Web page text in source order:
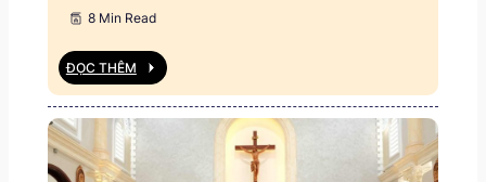
8 Min Read
ĐỌC THÊM